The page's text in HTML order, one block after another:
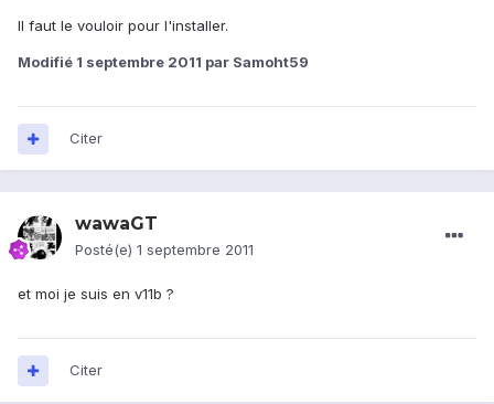
Il faut le vouloir pour l'installer.
Modifié 1 septembre 2011 par Samoht59
Citer
wawaGT
Posté(e) 1 septembre 2011
et moi je suis en v11b ?
Citer